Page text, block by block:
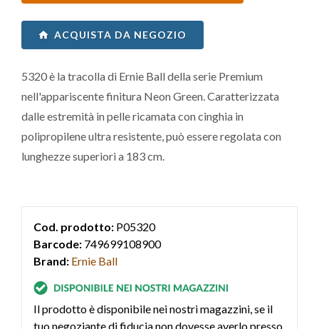
ACQUISTA DA NEGOZIO
5320 è la tracolla di Ernie Ball della serie Premium
nell'appariscente finitura Neon Green. Caratterizzata
dalle estremità in pelle ricamata con cinghia in
polipropilene ultra resistente, può essere regolata con
lunghezze superiori a 183 cm.
Cod. prodotto: P05320
Barcode: 749699108900
Brand: Ernie Ball
Il prodotto è disponibile nei nostri magazzini, se il
tuo negoziante di fiducia non dovesse averlo presso